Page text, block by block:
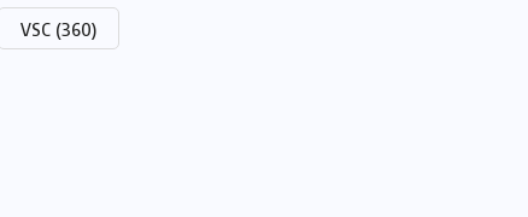
VSC (360)